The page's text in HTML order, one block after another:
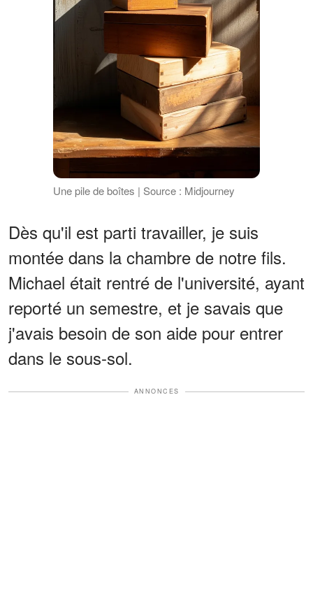
Une pile de boîtes | Source : Midjourney
Dès qu'il est parti travailler, je suis
montée dans la chambre de notre fils.
Michael était rentré de l'université, ayant
reporté un semestre, et je savais que
j'avais besoin de son aide pour entrer
dans le sous-sol.
ANNONCES